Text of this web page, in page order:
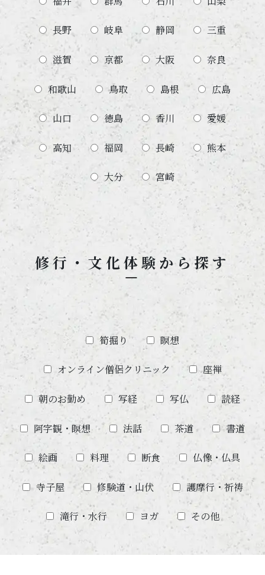
長野 岐阜 静岡 三重
滋賀 京都 大阪 奈良
和歌山 鳥取 島根 広島
山口 徳島 香川 愛媛
高知 福岡 長崎 熊本
大分 宮崎
修行・文化体験から探す
筍掘り 瞑想
オンライン僧侶クリニック 座禅
朝のお勤め 写経 写仏 読経
阿字観・瞑想 法話 茶道 書道
絵画 料理 断食 仏像・仏具
寺子屋 修験道・山伏 護摩行・祈祷
滝行・水行 ヨガ その他